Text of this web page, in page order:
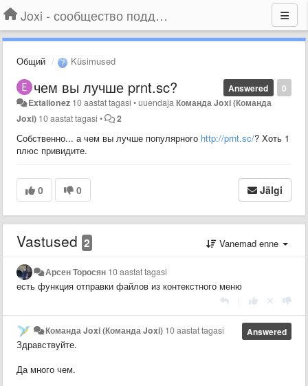
Joxi - сообщество поддержки
Общий Küsimused
0
Answered
чем вы лучше prnt.sc?
Extalionez 10 aastat tagasi •uuendajaКоманда Joxi (Команда
Joxi) 10 aastat tagasi • 2
Собственно... а чем вы лучше популярного http://prnt.sc/? Хоть 1
плюс привидите.
0 0 Jälgi
Vastused 2 Vanemad enne
Арсен Торосян 10 aastat tagasi
есть функция отправки файлов из контекстного меню
Answered
Команда Joxi (Команда Joxi) 10 aastat tagasi
Здравствуйте.
Да много чем.